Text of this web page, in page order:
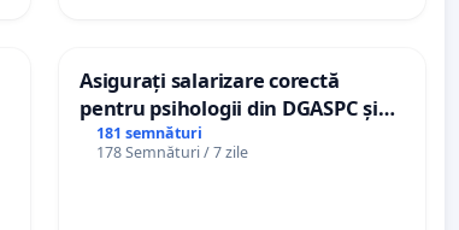
Asigurați salarizare corectă
pentru psihologii din DGASPC și
spitale
181 semnături
178 Semnături / 7 zile